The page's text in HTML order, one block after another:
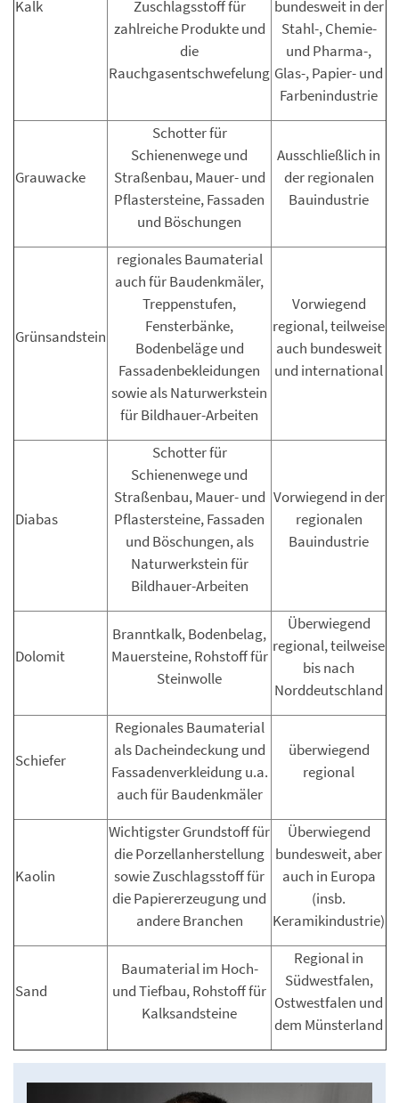
Kalk
Zuschlagsstoff für
zahlreiche Produkte und
die
Rauchgasentschwefelung
bundesweit in der
Stahl-, Chemie-
und Pharma-,
Glas-, Papier- und
Farbenindustrie
Grauwacke
Schotter für
Schienenwege und
Straßenbau, Mauer- und
Pflastersteine, Fassaden
und Böschungen
Ausschließlich in
der regionalen
Bauindustrie
Grünsandstein
regionales Baumaterial
auch für Baudenkmäler,
Treppenstufen,
Fensterbänke,
Bodenbeläge und
Fassadenbekleidungen
sowie als Naturwerkstein
für Bildhauer-Arbeiten
Vorwiegend
regional, teilweise
auch bundesweit
und international
Diabas
Schotter für
Schienenwege und
Straßenbau, Mauer- und
Pflastersteine, Fassaden
und Böschungen, als
Naturwerkstein für
Bildhauer-Arbeiten
Vorwiegend in der
regionalen
Bauindustrie
Dolomit
Branntkalk, Bodenbelag,
Mauersteine, Rohstoff für
Steinwolle
Überwiegend
regional, teilweise
bis nach
Norddeutschland
Schiefer
Regionales Baumaterial
als Dacheindeckung und
Fassadenverkleidung u.a.
auch für Baudenkmäler
überwiegend
regional
Kaolin
Wichtigster Grundstoff für
die Porzellanherstellung
sowie Zuschlagsstoff für
die Papiererzeugung und
andere Branchen
Überwiegend
bundesweit, aber
auch in Europa
(insb.
Keramikindustrie)
Sand
Baumaterial im Hoch-
und Tiefbau, Rohstoff für
Kalksandsteine
Regional in
Südwestfalen,
Ostwestfalen und
dem Münsterland